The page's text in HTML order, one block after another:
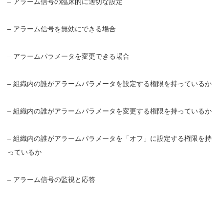
– アラーム信号を無効にできる場合
– アラームパラメータを変更できる場合
– 組織内の誰がアラームパラメータを設定する権限を持っているか
– 組織内の誰がアラームパラメータを変更する権限を持っているか
– 組織内の誰がアラームパラメータを「オフ」に設定する権限を持
っているか
– アラーム信号の監視と応答